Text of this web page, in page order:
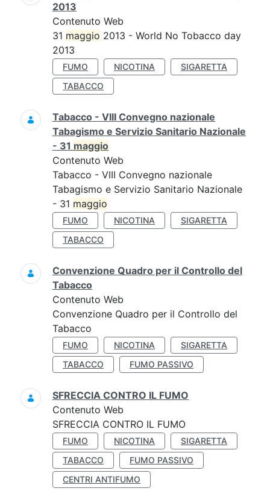
2013
Contenuto Web
31 maggio 2013 - World No Tobacco day
2013
FUMO NICOTINA
SIGARETTA
TABACCO
Tabacco - VIII Convegno nazionale
Tabagismo e Servizio Sanitario Nazionale
- 31 maggio
Contenuto Web
Tabacco - VIII Convegno nazionale
Tabagismo e Servizio Sanitario Nazionale
- 31 maggio
FUMO NICOTINA
SIGARETTA
TABACCO
Convenzione Quadro per il Controllo del
Tabacco
Contenuto Web
Convenzione Quadro per il Controllo del
Tabacco
FUMO NICOTINA
SIGARETTA
TABACCO
FUMO PASSIVO
SFRECCIA CONTRO IL FUMO
Contenuto Web
SFRECCIA CONTRO IL FUMO
FUMO NICOTINA
SIGARETTA
TABACCO
FUMO PASSIVO
CENTRI ANTIFUMO